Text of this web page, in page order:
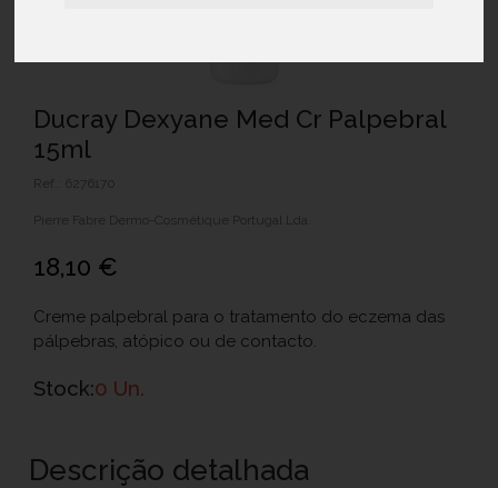
Ducray Dexyane Med Cr Palpebral
15ml
Ref.: 6276170
Pierre Fabre Dermo-Cosmétique Portugal Lda.
18,10 €
Creme palpebral para o tratamento do eczema das
pálpebras, atópico ou de contacto.
Stock:0 Un.
Descrição detalhada